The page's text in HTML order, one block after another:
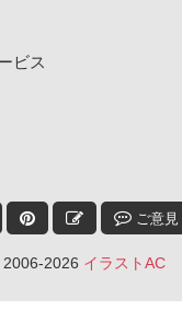
ビス
ご意
2026 イラストAC